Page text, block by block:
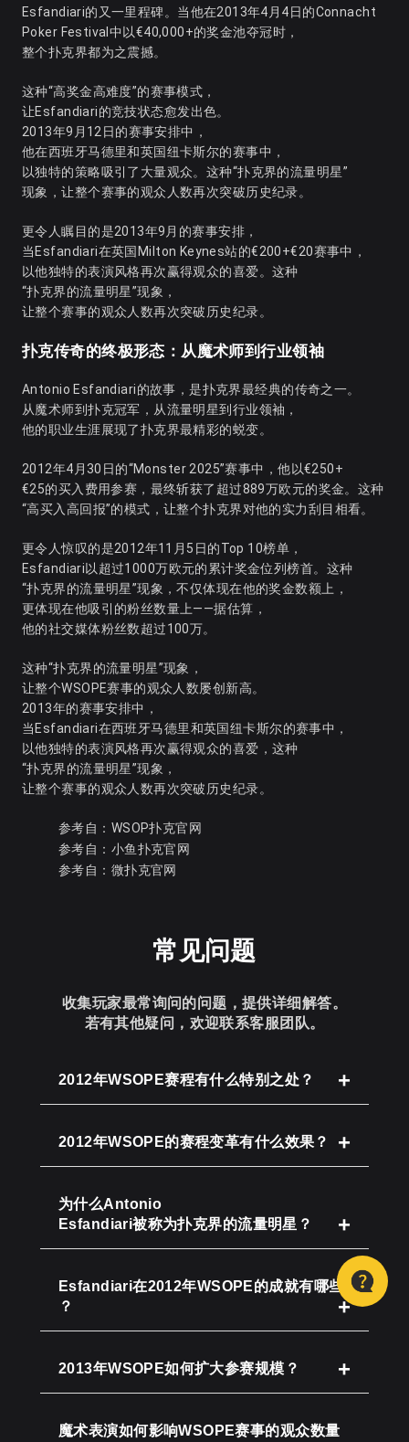
Esfandiari的又一里程碑。当他在2013年4月4日的Connacht
Poker Festival中以€40,000+的奖金池夺冠时，
整个扑克界都为之震撼。
这种“高奖金高难度”的赛事模式，
让Esfandiari的竞技状态愈发出色。
2013年9月12日的赛事安排中，
他在西班牙马德里和英国纽卡斯尔的赛事中，
以独特的策略吸引了大量观众。这种“扑克界的流量明星”
现象，让整个赛事的观众人数再次突破历史纪录。
更令人瞩目的是2013年9月的赛事安排，
当Esfandiari在英国Milton Keynes站的€200+€20赛事中，
以他独特的表演风格再次赢得观众的喜爱。这种
“扑克界的流量明星”现象，
让整个赛事的观众人数再次突破历史纪录。
扑克传奇的终极形态：从魔术师到行业领袖
Antonio Esfandiari的故事，是扑克界最经典的传奇之一。
从魔术师到扑克冠军，从流量明星到行业领袖，
他的职业生涯展现了扑克界最精彩的蜕变。
2012年4月30日的“Monster 2025”赛事中，他以€250+
€25的买入费用参赛，最终斩获了超过889万欧元的奖金。这种
“高买入高回报”的模式，让整个扑克界对他的实力刮目相看。
更令人惊叹的是2012年11月5日的Top 10榜单，
Esfandiari以超过1000万欧元的累计奖金位列榜首。这种
“扑克界的流量明星”现象，不仅体现在他的奖金数额上，
更体现在他吸引的粉丝数量上——据估算，
他的社交媒体粉丝数超过100万。
这种“扑克界的流量明星”现象，
让整个WSOPE赛事的观众人数屡创新高。
2013年的赛事安排中，
当Esfandiari在西班牙马德里和英国纽卡斯尔的赛事中，
以他独特的表演风格再次赢得观众的喜爱，这种
“扑克界的流量明星”现象，
让整个赛事的观众人数再次突破历史纪录。
参考自： WSOP扑克官网
参考自： 小鱼扑克官网
参考自： 微扑克官网
常见问题
收集玩家最常询问的问题，提供详细解答。
若有其他疑问，欢迎联系客服团队。
2012年WSOPE赛程有什么特别之处？
2012年WSOPE的赛程变革有什么效果？
为什么Antonio
Esfandiari被称为扑克界的流量明星？
Esfandiari在2012年WSOPE的成就有哪些
？
2013年WSOPE如何扩大参赛规模？
魔术表演如何影响WSOPE赛事的观众数量